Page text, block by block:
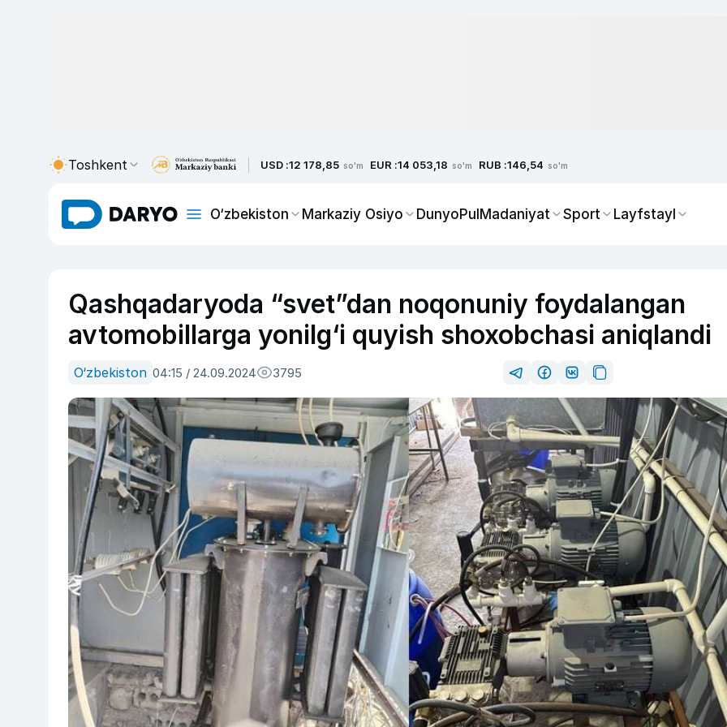
Toshkent USD :12 178,85 so'm EUR :14 053,18 so'm RUB :146,54 so'm
O‘zbekiston Markaziy Osiyo DunyoPulMadaniyat Sport Layfstayl
Qashqadaryoda “svet”dan noqonuniy foydalangan
avtomobillarga yonilg‘i quyish shoxobchasi aniqlandi
O‘zbekiston 04:15 / 24.09.2024 3795